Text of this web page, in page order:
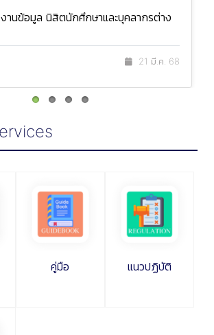
านข้อมูล นิสิตนักศึกษาและบุคลากรต่าง
21 มี.ค. 68
คู่มือ แนวปฏิบัติ